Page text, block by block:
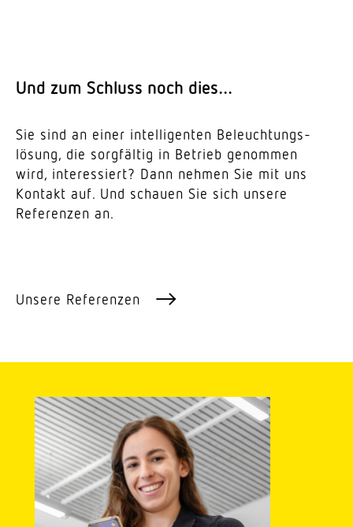
Und zum Schluss noch dies…
Sie sind an einer intel­li­genten Beleuch­tungs­
lösung, die sorg­fältig in Betrieb genommen
wird, inter­es­siert? Dann nehmen Sie mit uns
Kontakt auf. Und schauen Sie sich unsere
Refe­renzen an.
Unsere Refe­renzen